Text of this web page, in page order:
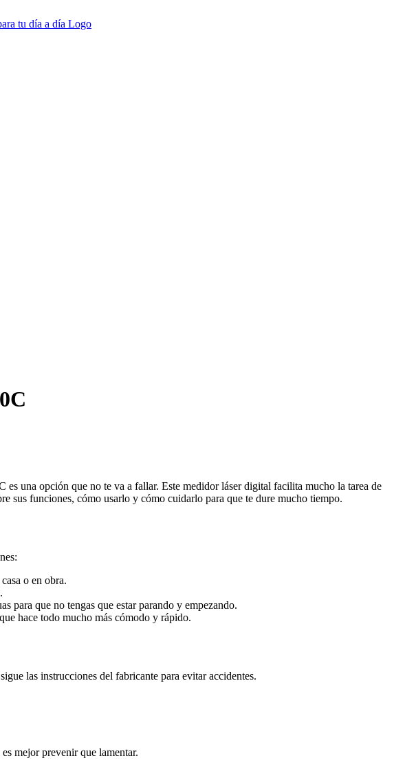
una opción que no te va a fallar. Este medidor láser digital facilita mucho la tarea de
sus funciones, cómo usarlo y cómo cuidarlo para que te dure mucho tiempo.
o en obra.
para que no tengas que estar parando y empezando.
hace todo mucho más cómodo y rápido.
las instrucciones del fabricante para evitar accidentes.
mejor prevenir que lamentar.